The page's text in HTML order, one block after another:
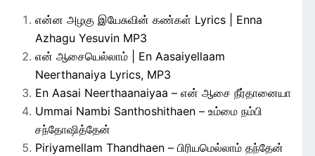
என்ன அழகு இயேசுவின் கண்கள் Lyrics | Enna
Azhagu Yesuvin MP3
என் ஆசையெல்லாம் | En Aasaiyellaam
Neerthanaiya Lyrics, MP3
En Aasai Neerthaanaiyaa – என் ஆசை நீர்தானையா
Ummai Nambi Santhoshithaen – உம்மை நம்பி
சந்தோஷித்தேன்
Piriyamellam Thandhaen – பிரியமெல்லாம் தந்தேன்